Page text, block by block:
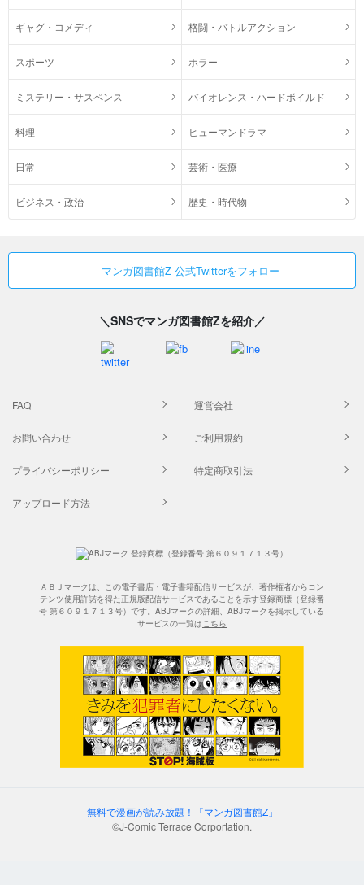
ギャグ・コメディ 格闘・バトルアクション
スポーツ ホラー
ミステリー・サスペンス バイオレンス・ハードボイルド
料理 ヒューマンドラマ
日常 芸術・医療
ビジネス・政治 歴史・時代物
マンガ図書館Z 公式Twitterをフォロー
＼SNSでマンガ図書館Zを紹介／
FAQ 運営会社
お問い合わせ ご利用規約
プライバシーポリシー 特定商取引法
アップロード方法
ＡＢＪマークは、この電子書店・電子書籍配信サービスが、著作権者からコン
テンツ使用許諾を得た正規版配信サービスであることを示す登録商標（登録番
号 第６０９１７１３号）です。ABJマークの詳細、ABJマークを掲示している
サービスの一覧はこちら
無料で漫画が読み放題！「マンガ図書館Z」
©J-Comic Terrace Corportation.